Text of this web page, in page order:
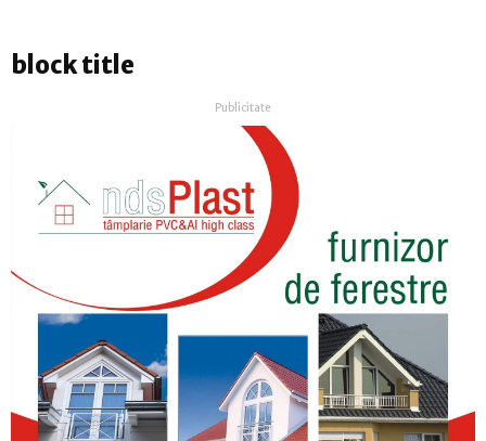
block title
Publicitate